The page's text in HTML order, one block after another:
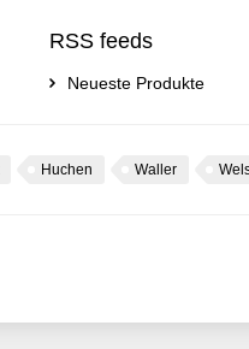
RSS feeds
Neueste Produkte
Huchen Waller